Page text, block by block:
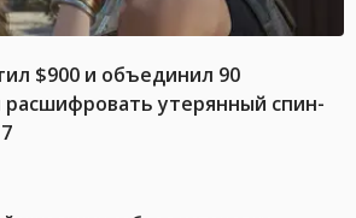
$900 и объединил 90
утерянный спин-